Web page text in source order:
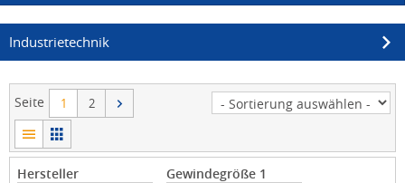
Industrietechnik
Seite 1 2
Hersteller Gewindegröße 1